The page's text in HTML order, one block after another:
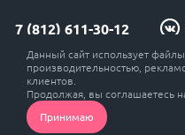
7 (812) 611-30-12
zakaz@petersburg24.ru
© Петербург 24, 2017 - 2026
Данный сайт использует
производительностью,
клиентов.
Продолжая, вы соглашаетесь
Принимаю